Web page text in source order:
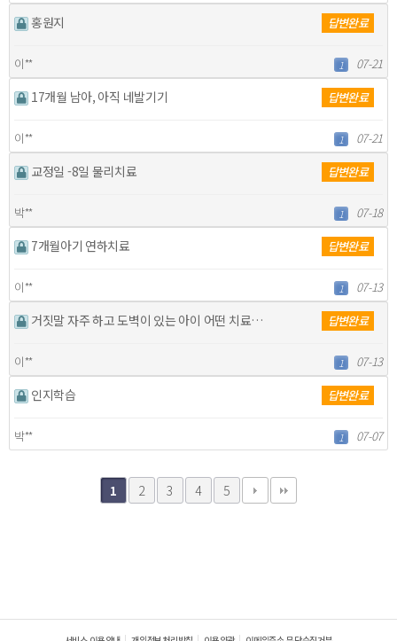
홍원지 답변완료
이** 1 07-21
17개월 남아, 아직 네발기기 답변완료
이** 1 07-21
교정일 -8일 물리치료 답변완료
박** 1 07-18
7개월아기 연하치료 답변완료
이** 1 07-13
거짓말 자주 하고 도벽이 있는 아이 어떤 치료가 필요할… 답변완료
이** 1 07-13
인지학습 답변완료
박** 1 07-07
1 2 3 4 5